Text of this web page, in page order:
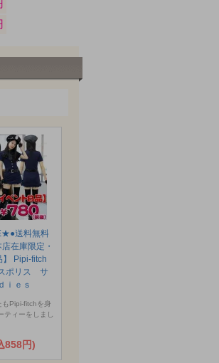
送料無料
在庫限定・
】 Pipi-fitch
ポリス サ
ｉｅｓ
もPipi-fitchを身
ティーをしまし
858円)